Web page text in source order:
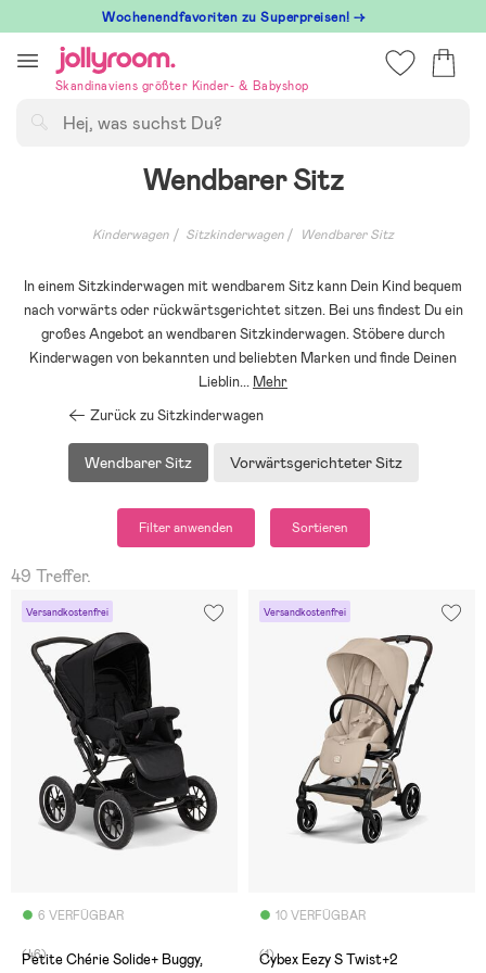
till
innehållet
Wochenendfavoriten zu Superpreisen! →
Skandinaviens größter Kinder- & Babyshop
Wendbarer Sitz
Kinderwagen Sitzkinderwagen Wendbarer Sitz
In einem Sitzkinderwagen mit wendbarem Sitz kann Dein Kind bequem
nach vorwärts oder rückwärtsgerichtet sitzen. Bei uns findest Du ein
großes Angebot an wendbaren Sitzkinderwagen. Stöbere durch
Kinderwagen von bekannten und beliebten Marken und finde Deinen
Lieblin... Mehr
Zurück zu Sitzkinderwagen
Wendbarer Sitz Vorwärtsgerichteter Sitz
Filter anwenden Sortieren
49 Treffer.
Versandkostenfrei
6 VERFÜGBAR
(46)
Petite Chérie Solide+ Buggy,
Versandkostenfrei
10 VERFÜGBAR
(1)
Cybex Eezy S Twist+2